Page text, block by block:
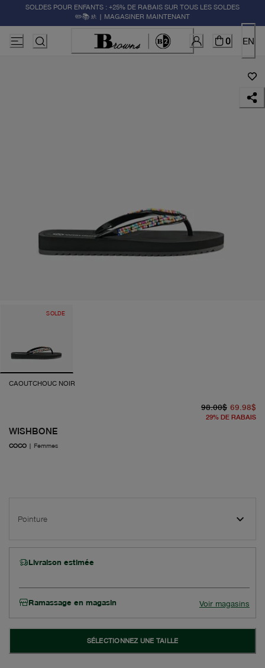
SOLDES POUR ENFANTS : +25% DE RABAIS SUR TOUS LES SOLDES
✏️📚🚸 | MAGASINER MAINTENANT
0 EN
SOLDE
CAOUTCHOUC NOIR
WISHBONE
COCO | Femmes
98.00$ 69.98$
29% DE RABAIS
Pointure
Livraison estimée
Ramassage en magasin Voir magasins
SÉLECTIONNEZ UNE TAILLE